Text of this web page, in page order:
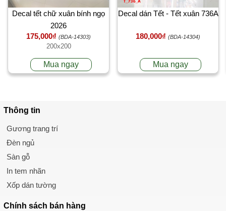
Decal tết chữ xuân bính ngọ
2026
175,000₫ (BDA-14303)
200x200
Mua ngay
Decal dán Tết - Tết xuân 736A
180,000₫ (BDA-14304)
Mua ngay
Thông tin
Gương trang trí
Đèn ngủ
Sàn gỗ
In tem nhãn
Xốp dán tường
Chính sách bán hàng